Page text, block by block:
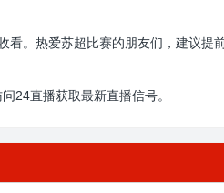
。热爱苏超比赛的朋友们，建议提
24直播获取最新直播信号。